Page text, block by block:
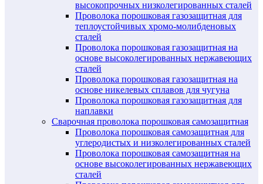
высокопрочных низколегированных сталей
Проволока порошковая газозащитная для
теплоустойчивых хромо-молибденовых
сталей
Проволока порошковая газозащитная на
основе высоколегированных нержавеющих
сталей
Проволока порошковая газозащитная на
основе никелевых сплавов для чугуна
Проволока порошковая газозащитная для
наплавки
Сварочная проволока порошковая самозащитная
Проволока порошковая самозащитная для
углеродистых и низколегированных сталей
Проволока порошковая самозащитная на
основе высоколегированных нержавеющих
сталей